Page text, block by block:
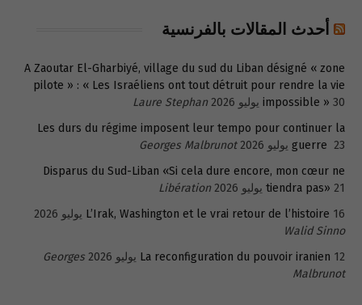
أحدث المقالات بالفرنسية
A Zaoutar El-Gharbiyé, village du sud du Liban désigné « zone
pilote » : « Les Israéliens ont tout détruit pour rendre la vie
impossible » 30 يوليو 2026
Laure Stephan
Les durs du régime imposent leur tempo pour continuer la
guerre 23 يوليو 2026
Georges Malbrunot
Disparus du Sud-Liban «Si cela dure encore, mon cœur ne
tiendra pas» 21 يوليو 2026
Libération
L’Irak, Washington et le vrai retour de l’histoire 16 يوليو 2026
Walid Sinno
La reconfiguration du pouvoir iranien 12 يوليو 2026
Georges
Malbrunot